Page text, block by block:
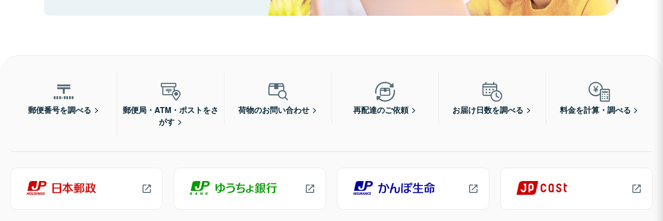
郵便番号を調べる
郵便局・ATM・ポストをさ
がす
荷物のお問い合わせ 再配達のご依頼 お届け日数を調べる 料金を計算・調べる